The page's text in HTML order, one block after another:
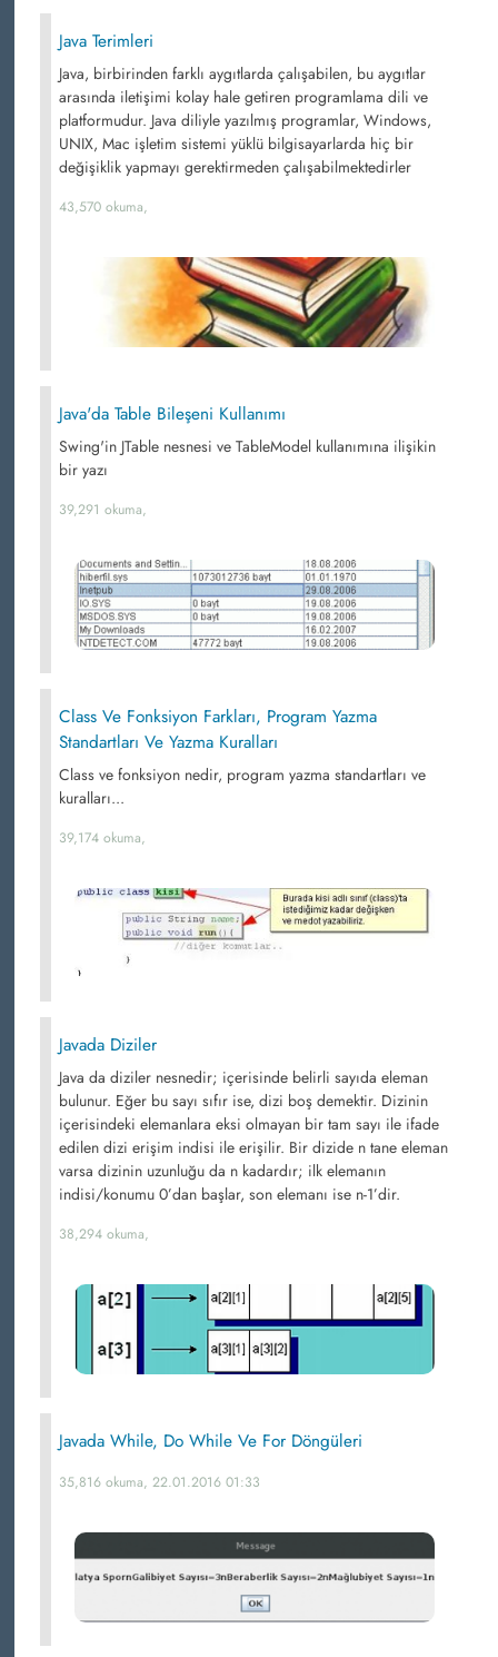
Java Terimleri
Java, birbirinden farklı aygıtlarda çalışabilen, bu aygıtlar
arasında iletişimi kolay hale getiren programlama dili ve
platformudur. Java diliyle yazılmış programlar, Windows,
UNIX, Mac işletim sistemi yüklü bilgisayarlarda hiç bir
değişiklik yapmayı gerektirmeden çalışabilmektedirler
43,570 okuma,
Java'da Table Bileşeni Kullanımı
Swing'in JTable nesnesi ve TableModel kullanımına ilişikin
bir yazı
39,291 okuma,
Class Ve Fonksiyon Farkları, Program Yazma
Standartları Ve Yazma Kuralları
Class ve fonksiyon nedir, program yazma standartları ve
kuralları...
39,174 okuma,
Javada Diziler
Java da diziler nesnedir; içerisinde belirli sayıda eleman
bulunur. Eğer bu sayı sıfır ise, dizi boş demektir. Dizinin
içerisindeki elemanlara eksi olmayan bir tam sayı ile ifade
edilen dizi erişim indisi ile erişilir. Bir dizide n tane eleman
varsa dizinin uzunluğu da n kadardır; ilk elemanın
indisi/konumu 0’dan başlar, son elemanı ise n-1’dir.
38,294 okuma,
Javada While, Do While Ve For Döngüleri
35,816 okuma, 22.01.2016 01:33